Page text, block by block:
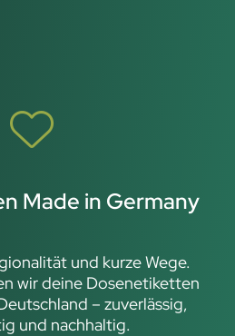
Made in Germany
und kurze Wege.
wir deine Dosenetiketten
– zuverlässig,
und nachhaltig.